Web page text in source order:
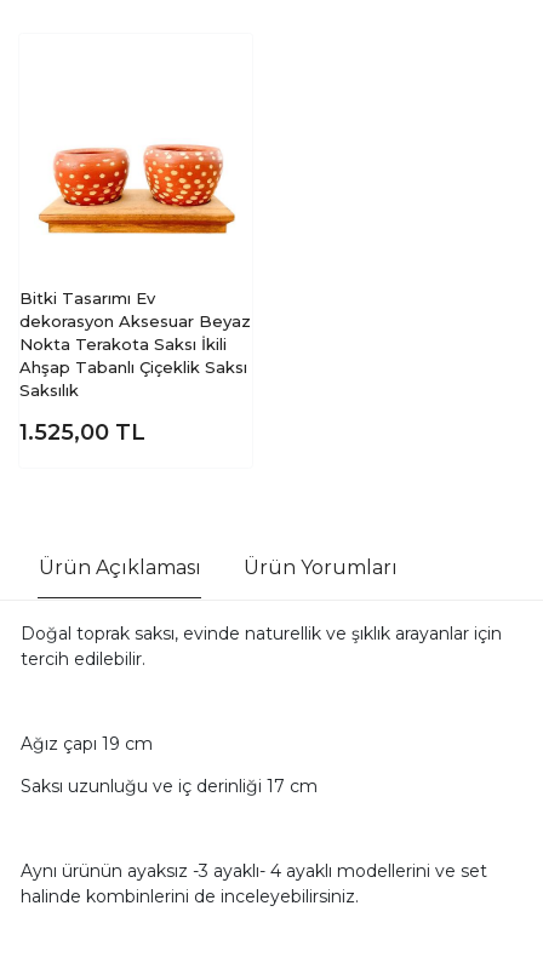
Bitki Tasarımı Ev
dekorasyon Aksesuar Beyaz
Nokta Terakota Saksı İkili
Ahşap Tabanlı Çiçeklik Saksı
Saksılık
1.525,00 TL
Ürün Açıklaması Ürün Yorumları
Doğal toprak saksı, evinde naturellik ve şıklık arayanlar için
tercih edilebilir.
Ağız çapı 19 cm
Saksı uzunluğu ve iç derinliği 17 cm
Aynı ürünün ayaksız -3 ayaklı- 4 ayaklı modellerini ve set
halinde kombinlerini de inceleyebilirsiniz.